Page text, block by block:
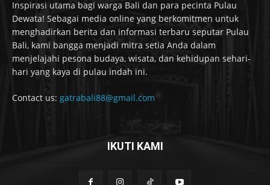
Inspirasi utama bagi warga Bali dan para pecinta Pulau
Dewata! Sebagai media online yang berkomitmen untuk
menghadirkan berita dan informasi terbaru seputar Pulau
Bali, kami bangga menjadi mitra setia Anda dalam
menjelajahi pesona budaya, wisata, dan kehidupan sehari-
hari yang kaya di pulau indah ini.
Contact us: gatrabali88@gmail.com
IKUTI KAMI